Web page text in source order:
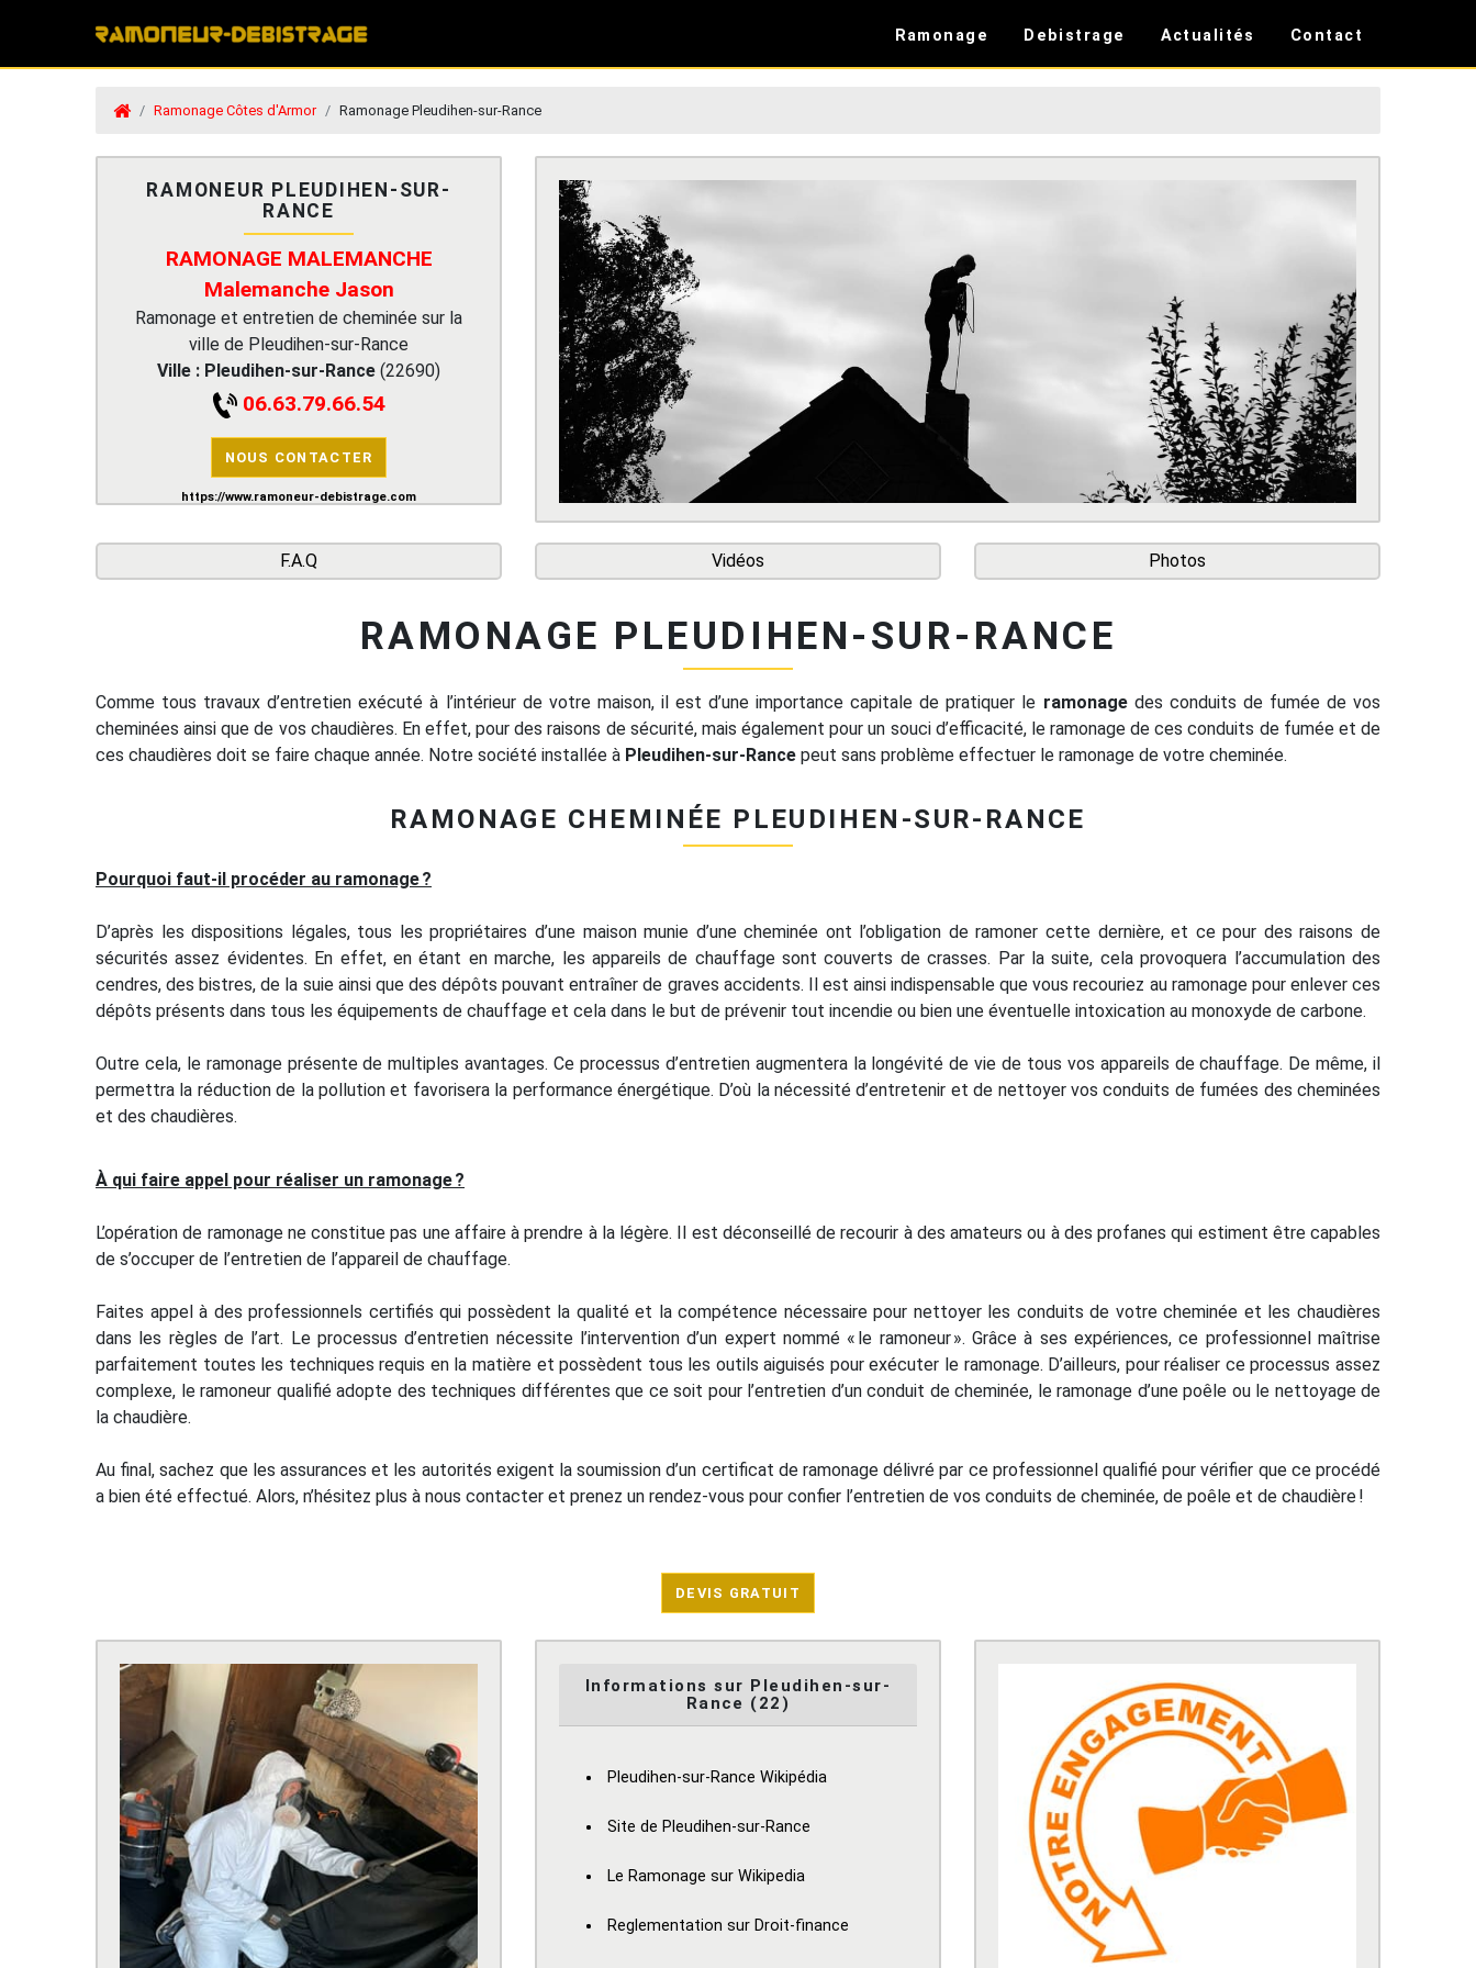
Ramonage Debistrage Actualités Contact
Ramonage Côtes d'Armor Ramonage Pleudihen-sur-Rance
RAMONEUR PLEUDIHEN-SUR-
RANCE
RAMONAGE MALEMANCHE
Malemanche Jason
Ramonage et entretien de cheminée sur la
ville de Pleudihen-sur-Rance
Ville : Pleudihen-sur-Rance (22690)
06.63.79.66.54
NOUS CONTACTER
https://www.ramoneur-debistrage.com
F.A.Q Vidéos Photos
RAMONAGE PLEUDIHEN-SUR-RANCE
Comme tous travaux d’entretien exécuté à l’intérieur de votre maison, il est d’une importance capitale de pratiquer le ramonagedes conduits de fumée de vos
cheminées ainsi que de vos chaudières. En effet, pour des raisons de sécurité, mais également pour un souci d’efficacité, le ramonage de ces conduits de fumée et de
ces chaudières doit se faire chaque année. Notre société installée à Pleudihen-sur-Rance peut sans problème effectuer le ramonage de votre cheminée.
RAMONAGE CHEMINÉE PLEUDIHEN-SUR-RANCE
Pourquoi faut-il procéder au ramonage ?
D’après les dispositions légales, tous les propriétaires d’une maison munie d’une cheminée ont l’obligation de ramoner cette dernière, et ce pour des raisons de
sécurités assez évidentes. En effet, en étant en marche, les appareils de chauffage sont couverts de crasses. Par la suite, cela provoquera l’accumulation des
cendres, des bistres, de la suie ainsi que des dépôts pouvant entraîner de graves accidents. Il est ainsi indispensable que vous recouriez au ramonage pour enlever ces
dépôts présents dans tous les équipements de chauffage et cela dans le but de prévenir tout incendie ou bien une éventuelle intoxication au monoxyde de carbone.
Outre cela, le ramonage présente de multiples avantages. Ce processus d’entretien augmentera la longévité de vie de tous vos appareils de chauffage. De même, il
permettra la réduction de la pollution et favorisera la performance énergétique. D’où la nécessité d’entretenir et de nettoyer vos conduits de fumées des cheminées
et des chaudières.
À qui faire appel pour réaliser un ramonage ?
L’opération de ramonage ne constitue pas une affaire à prendre à la légère. Il est déconseillé de recourir à des amateurs ou à des profanes qui estiment être capables
de s’occuper de l’entretien de l’appareil de chauffage.
Faites appel à des professionnels certifiés qui possèdent la qualité et la compétence nécessaire pour nettoyer les conduits de votre cheminée et les chaudières
dans les règles de l’art. Le processus d’entretien nécessite l’intervention d’un expert nommé « le ramoneur ». Grâce à ses expériences, ce professionnel maîtrise
parfaitement toutes les techniques requis en la matière et possèdent tous les outils aiguisés pour exécuter le ramonage. D’ailleurs, pour réaliser ce processus assez
complexe, le ramoneur qualifié adopte des techniques différentes que ce soit pour l’entretien d’un conduit de cheminée, le ramonage d’une poêle ou le nettoyage de
la chaudière.
Au final, sachez que les assurances et les autorités exigent la soumission d’un certificat de ramonage délivré par ce professionnel qualifié pour vérifier que ce procédé
a bien été effectué. Alors, n’hésitez plus à nous contacter et prenez un rendez-vous pour confier l’entretien de vos conduits de cheminée, de poêle et de chaudière !
DEVIS GRATUIT
Informations sur Pleudihen-sur-
Rance (22)
Pleudihen-sur-Rance Wikipédia
Site de Pleudihen-sur-Rance
Le Ramonage sur Wikipedia
Reglementation sur Droit-finance